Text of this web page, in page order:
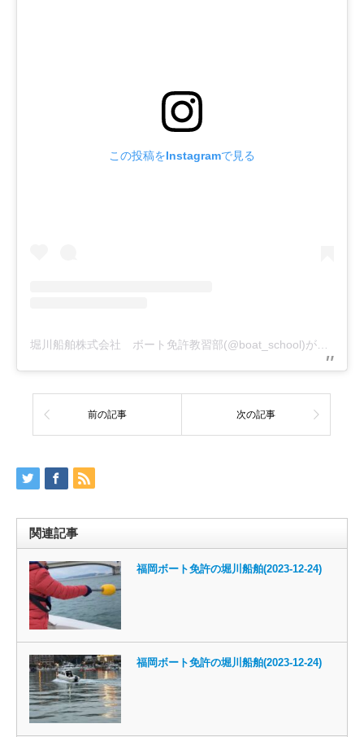
この投稿をInstagramで見る
前の記事 次の記事
関連記事
福岡ボート免許の堀川船舶(2023-12-24)
福岡ボート免許の堀川船舶(2023-12-24)